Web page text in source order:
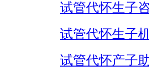
试管代怀生子
试管代怀生子
试管代怀产子